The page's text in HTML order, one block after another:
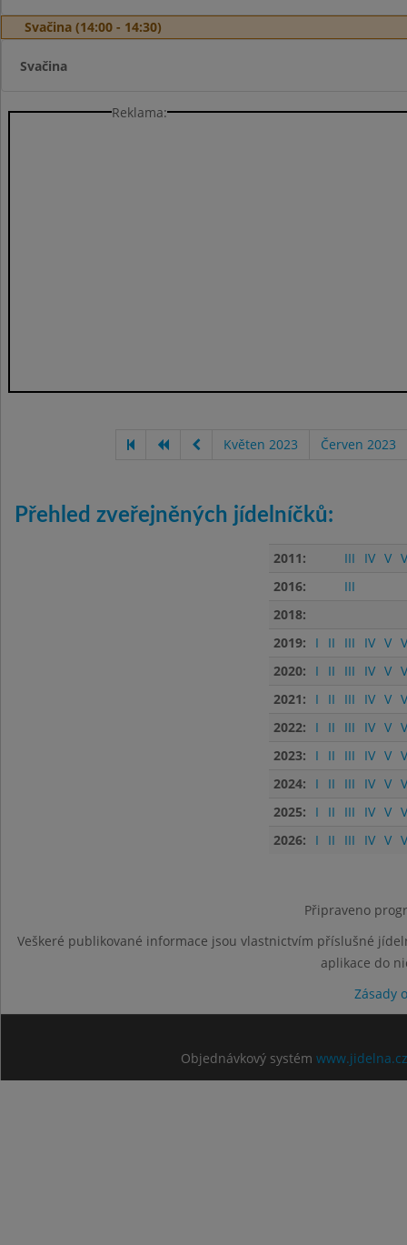
Svačina (14:00 - 14:30)
Svačina
Reklama:
Květen 2023 Červen 2023
Přehled zveřejněných jídelníčků:
2011: III IV V
2016:
III
2018:
2019:
I II III IV V
2020:
I II III IV V
2021:
I II III IV V
2022:
I II III IV V
2023:
I II III IV V
2024:
I II III IV V
2025:
I II III IV V
2026:
I II III IV V
Připraveno
Veškeré publikované informace jsou vlastnictvím příslušné
aplikace do
Zásady
Objednávkový systém www.jidelna.cz